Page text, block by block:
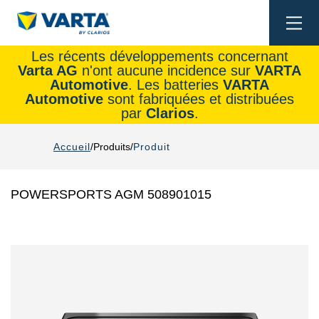
Les récents développements concernant
Varta AG n'ont aucune incidence sur VARTA
Automotive. Les batteries VARTA
Automotive sont fabriquées et distribuées
par Clarios.
Accueil Produits Produit
POWERSPORTS AGM 508901015